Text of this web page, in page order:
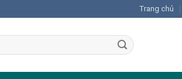
Trang chủ